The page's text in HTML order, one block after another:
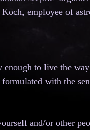
employee of
to live the
with the
and/or other